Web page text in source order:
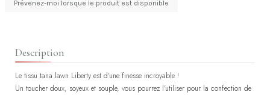
Description
Le tissu tana lawn Liberty est d'une finesse incroyable !
Un toucher doux, soyeux et souple, vous pourrez l'utiliser pour la confection de